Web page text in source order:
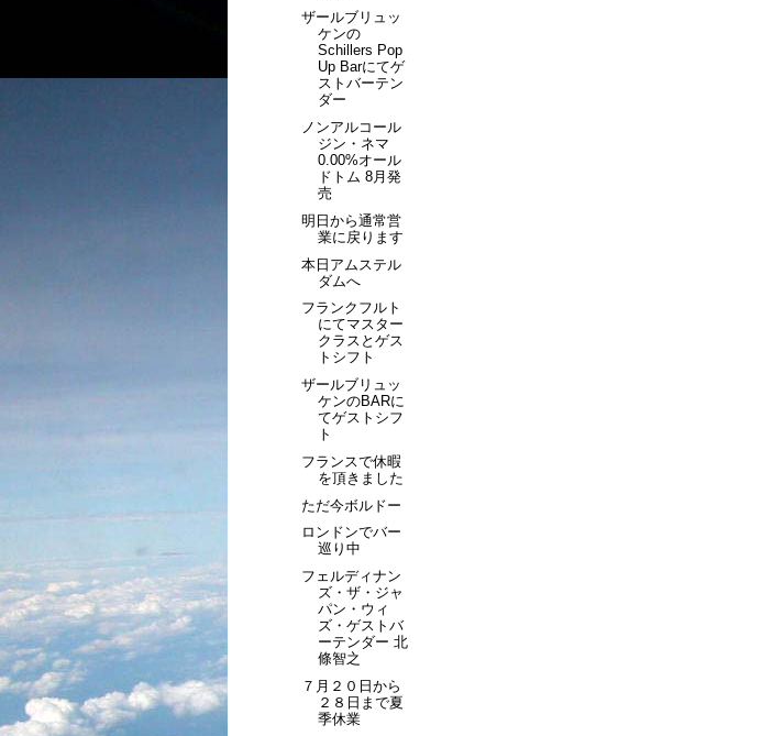
ザールブリュッ
ケンの
Schillers Pop
Up Barにてゲ
ストバーテン
ダー
ノンアルコール
ジン・ネマ
0.00%オール
ドトム 8月発
売
明日から通常営
業に戻ります
本日アムステル
ダムへ
フランクフルト
にてマスター
クラスとゲス
トシフト
ザールブリュッ
ケンのBARに
てゲストシフ
ト
フランスで休暇
を頂きました
ただ今ボルドー
ロンドンでバー
巡り中
フェルディナン
ズ・ザ・ジャ
パン・ウィ
ズ・ゲストバ
ーテンダー 北
條智之
７月２０日から
２８日まで夏
季休業